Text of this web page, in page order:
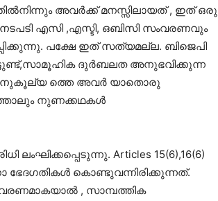
അവർക്ക് മനസ്സിലായത് , ഇത് ഒരു
എസി ,എസ്ടി, ഒബിസി സംവരണവും
പക്ഷേ ഇത് സത്യമല്ല. ബിജെപി
ദുർബലത അനുഭവിക്കുന്ന
ആനുകൂല്യ ത്തെ അവർ യാതൊരു
നുണക്കഥകൾ
Articles 15(6),16(6)
കൊണ്ടുവന്നിരിക്കുന്നത്.
, സാമ്പത്തിക